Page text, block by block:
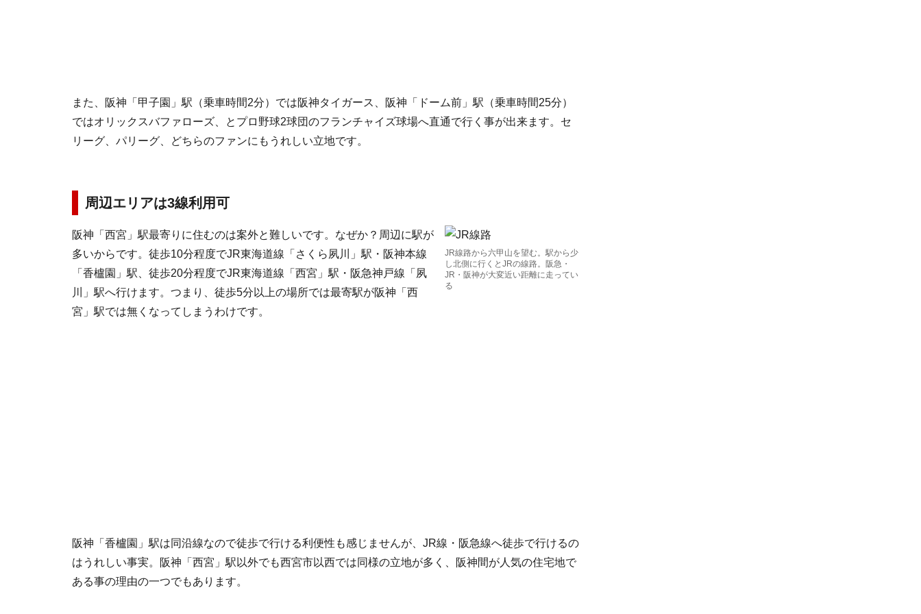
また、阪神「甲子園」駅（乗車時間2分）では阪神タイガース、阪神「ドーム前」駅（乗車時間25分）
ではオリックスバファローズ、とプロ野球2球団のフランチャイズ球場へ直通で行く事が出来ます。セ
リーグ、パリーグ、どちらのファンにもうれしい立地です。
周辺エリアは3線利用可
JR線路から六甲山を望む。駅から少
し北側に行くとJRの線路。阪急・
JR・阪神が大変近い距離に走ってい
る
阪神「西宮」駅最寄りに住むのは案外と難しいです。なぜか？周辺に駅が
多いからです。徒歩10分程度でJR東海道線「さくら夙川」駅・阪神本線
「香櫨園」駅、徒歩20分程度でJR東海道線「西宮」駅・阪急神戸線「夙
川」駅へ行けます。つまり、徒歩5分以上の場所では最寄駅が阪神「西
宮」駅では無くなってしまうわけです。
阪神「香櫨園」駅は同沿線なので徒歩で行ける利便性も感じませんが、JR線・阪急線へ徒歩で行けるの
はうれしい事実。阪神「西宮」駅以外でも西宮市以西では同様の立地が多く、阪神間が人気の住宅地で
ある事の理由の一つでもあります。